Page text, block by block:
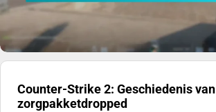
Counter-Strike 2: Geschiedenis van
zorgpakketdropped